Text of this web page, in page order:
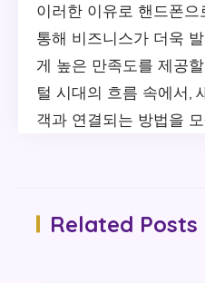
이러한 이유로 핸드폰
통해 비즈니스가 더욱
게 높은 만족도를 제공
털 시대의 흐름 속에서,
객과 연결되는 방법을
Related Posts